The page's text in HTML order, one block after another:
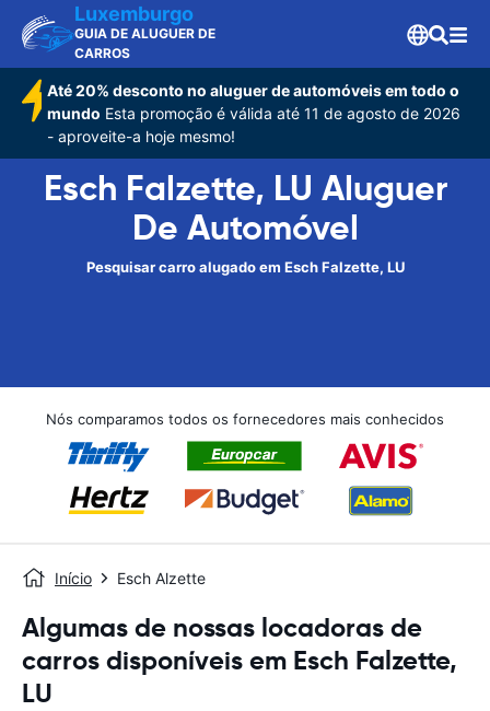
Luxemburgo
GUIA DE ALUGUER DE
CARROS
Até 20% desconto no aluguer de automóveis em todo o
mundo Esta promoção é válida até 11 de agosto de 2026
- aproveite-a hoje mesmo!
Esch Falzette, LU Aluguer
De Automóvel
Pesquisar carro alugado em Esch Falzette, LU
Nós comparamos todos os fornecedores mais conhecidos
Início Esch Alzette
Algumas de nossas locadoras de
carros disponíveis em Esch Falzette,
LU